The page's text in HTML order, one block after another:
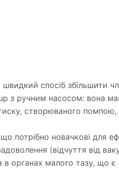
спосіб збільшити
ручним насосом: вона
створюваного помпою,
потрібно новачкові для
(відчуття від
органах малого тазу, що